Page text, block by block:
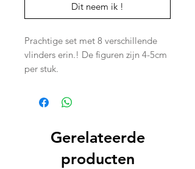
Dit neem ik !
Prachtige set met 8 verschillende
vlinders erin.! De figuren zijn 4-5cm
per stuk.
Gerelateerde
producten